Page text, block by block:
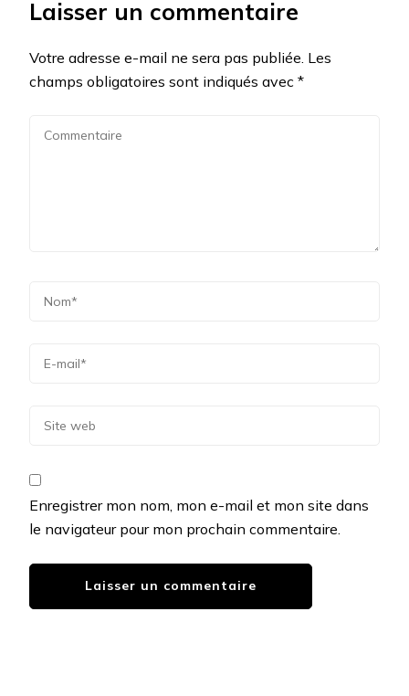
Laisser un commentaire
Votre adresse e-mail ne sera pas publiée. Les
champs obligatoires sont indiqués avec *
Enregistrer mon nom, mon e-mail et mon site dans
le navigateur pour mon prochain commentaire.